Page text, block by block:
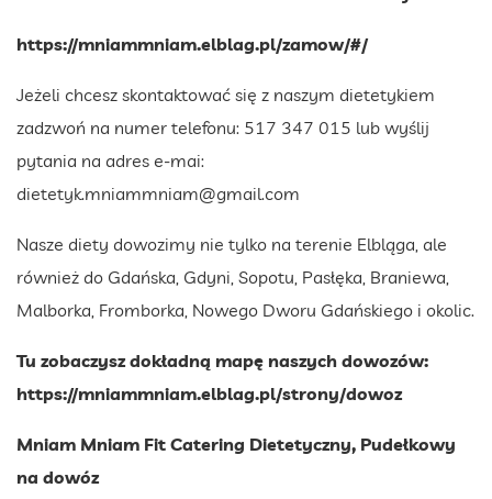
https://mniammniam.elblag.pl/zamow/#/
Jeżeli chcesz skontaktować się z naszym dietetykiem
zadzwoń na numer telefonu: 517 347 015 lub wyślij
pytania na adres e-mai:
dietetyk.mniammniam@gmail.com
Nasze diety dowozimy nie tylko na terenie Elbląga, ale
również do Gdańska, Gdyni, Sopotu, Pasłęka, Braniewa,
Malborka, Fromborka, Nowego Dworu Gdańskiego i okolic.
Tu zobaczysz dokładną mapę naszych dowozów:
https://mniammniam.elblag.pl/strony/dowoz
Mniam Mniam Fit Catering Dietetyczny, Pudełkowy
na dowóz